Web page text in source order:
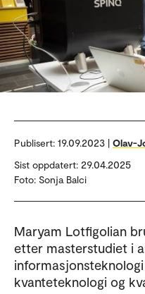
Publisert: 19.09.2023 | Olav-
Sist oppdatert: 29.04.2025
Foto: Sonja Balci
Maryam Lotfigolian
etter masterstudiet i
kvanteteknologi og